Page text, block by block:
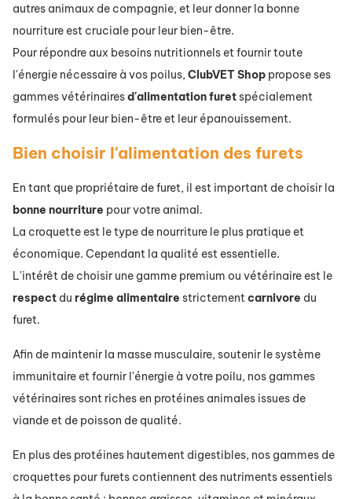
autres animaux de compagnie, et leur donner la bonne
nourriture est cruciale pour leur bien-être.
Pour répondre aux besoins nutritionnels et fournir toute
l'énergie nécessaire à vos poilus, ClubVET Shop propose ses
gammes vétérinairesd'alimentationfuretspécialement
formulés pour leur bien-être et leur épanouissement.
Bien choisir l'alimentation des furets
En tant que propriétaire de furet, il est important de choisir la
bonne nourriture pour votre animal.
La croquette est le type de nourriture le plus pratique et
économique. Cependant la qualité est essentielle.
L'intérêt de choisir une gamme premium ou vétérinaire est le
respect du régime alimentaire strictementcarnivore du
furet.
Afin de maintenir la masse musculaire, soutenir le système
immunitaire et fournir l'énergie à votre poilu, nos gammes
vétérinaires sont riches en protéines animales issues de
viande et de poisson de qualité.
En plus des protéines hautement digestibles, nos gammes de
croquettes pour furets contiennent des nutriments essentiels